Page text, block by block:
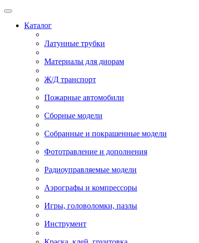
Каталог
Латунные трубки
Материалы для диорам
Ж/Д транспорт
Пожарные автомобили
Сборные модели
Собранные и покрашенные модели
Фототравление и дополнения
Радиоуправляемые модели
Аэрографы и компрессоры
Игры, головоломки, пазлы
Инструмент